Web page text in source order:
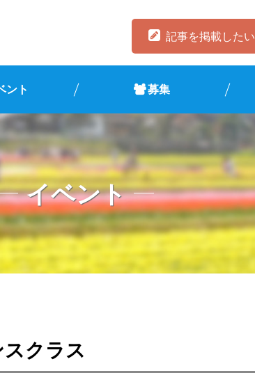
記事を掲載したい
ント 募集
イベント
スクラス